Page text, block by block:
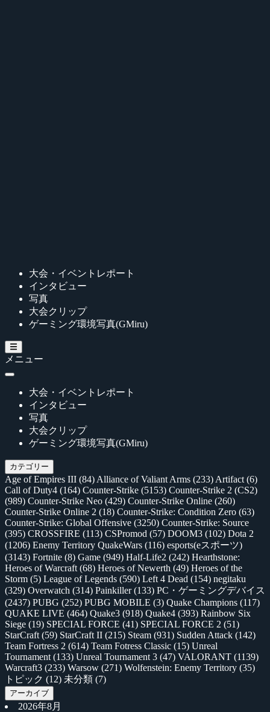
大会・イベントレポート
インタビュー
写真
大会クリップ
ゲーミング環境写真(GMiru)
メニュー
大会・イベントレポート
インタビュー
写真
大会クリップ
ゲーミング環境写真(GMiru)
カテゴリー
Age of Empires III (84) Alliance of Valiant Arms (233) Artifact (6)
Call of Duty4 (164) Counter-Strike (5153) Counter-Strike 2 (CS2)
(989) Counter-Strike Neo (429) Counter-Strike Online (260)
Counter-Strike Online 2 (18) Counter-Strike: Condition Zero (63)
Counter-Strike: Global Offensive (3250) Counter-Strike: Source
(395) CROSSFIRE (113) CSPromod (57) DOOM3 (102) Dota 2
(1206) Enemy Territory QuakeWars (116) esports(eスポーツ)
(3143) Fortnite (8) Game (949) Half-Life2 (242) Hearthstone:
Heroes of Warcraft (68) Heroes of Newerth (49) Heroes of the
Storm (5) League of Legends (590) Left 4 Dead (154) negitaku
(329) Overwatch (314) Painkiller(133) PC・ゲーミングデバイス
(2437) PUBG (252) PUBG MOBILE (3) Quake Champions (117)
QUAKE LIVE (464) Quake3 (918) Quake4 (393) Rainbow Six
Siege (19) SPECIAL FORCE (41) SPECIAL FORCE 2 (51)
StarCraft (59) StarCraft II (215) Steam (931) Sudden Attack (142)
Team Fortress 2 (614) Team Fotress Classic (15) Unreal
Tournament (133) Unreal Tournament 3 (47) VALORANT (1139)
Warcraft3 (233) Warsow (271) Wolfenstein: Enemy Territory (35)
トピック (12) 未分類 (7)
アーカイブ
2026年8月